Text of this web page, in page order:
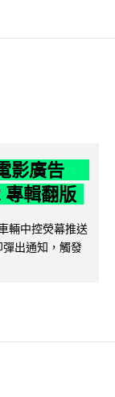
影廣告
專輯翻版
輛中控熒幕推送
彈出通知，觸發